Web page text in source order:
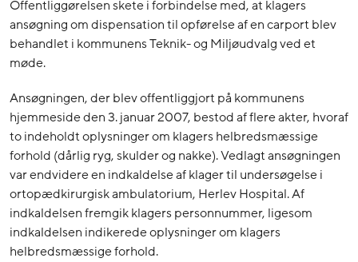
Offentliggørelsen skete i forbindelse med, at klagers
ansøgning om dispensation til opførelse af en carport blev
behandlet i kommunens Teknik- og Miljøudvalg ved et
møde.
Ansøgningen, der blev offentliggjort på kommunens
hjemmeside den 3. januar 2007, bestod af flere akter, hvoraf
to indeholdt oplysninger om klagers helbredsmæssige
forhold (dårlig ryg, skulder og nakke). Vedlagt ansøgningen
var endvidere en indkaldelse af klager til undersøgelse i
ortopædkirurgisk ambulatorium, Herlev Hospital. Af
indkaldelsen fremgik klagers personnummer, ligesom
indkaldelsen indikerede oplysninger om klagers
helbredsmæssige forhold.